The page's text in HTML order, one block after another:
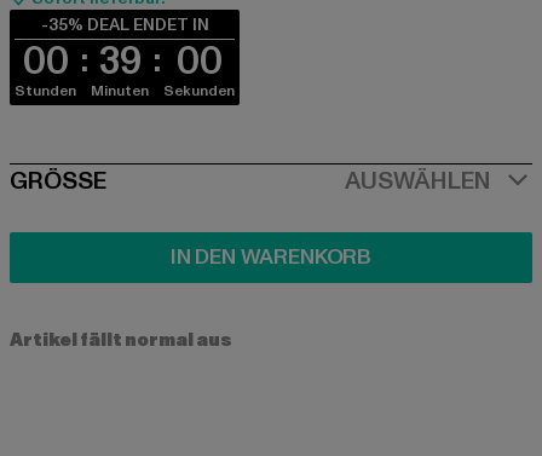
-35% DEAL ENDET IN
00
Stunden
39
Minuten
00
Sekunden
SIZE
GRÖSSE AUSWÄHLEN
IN DEN WARENKORB
Artikel fällt normal aus